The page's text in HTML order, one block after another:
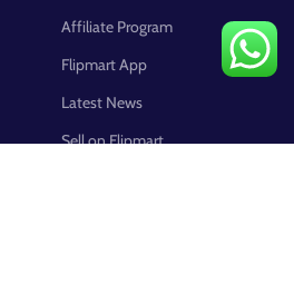
Affiliate Program
Flipmart App
Latest News
Sell on Flipmart